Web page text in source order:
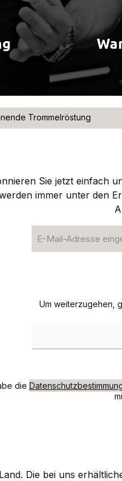
Trommelröstung
Sie jetzt einfach
immer unter den
Mail-
Um weiterzugehen,
die
Die bei uns